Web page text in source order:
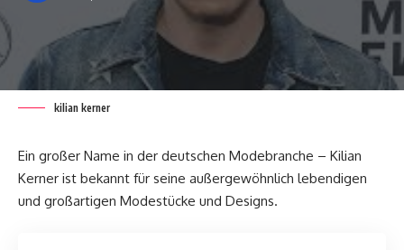
kilian kerner
Ein großer Name in der deutschen Modebranche – Kilian
Kerner ist bekannt für seine außergewöhnlich lebendigen
und großartigen Modestücke und Designs.